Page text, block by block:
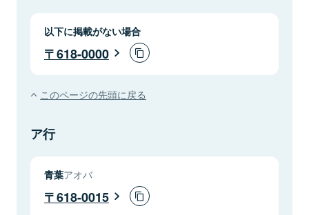
以下に掲載がない場合
618-0000
このページの先頭に戻る
ア行
青葉アオバ
618-0015